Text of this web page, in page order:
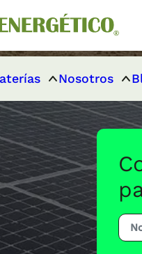
Nosotros